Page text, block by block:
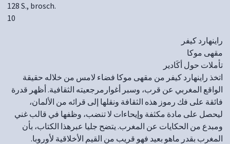
128 S., brosch.
10
راينهارد كيفر
مقهى موكا
تأملات حول أكَادير
اتخذ راينهارد كيفر من مقهى موكا فضاء لامس من خلاله حقيقة
الواقع المغربي عن قرب، وسبر أغوارمرجعيته الثقافية. أظهر قدرة
فائقة على فك رموز هذه الثقافة ونقلها إلى قرائه من الألمان،
ليحصل على مادة مكثفة وإيحاءات لا تنضب، وظفها في قالب غني
ومبدع من الحكايات عن المغرب. يتضح جليا عبرهذا الكتاب، بأن
المغرب بقدر ماهو بعيد فهو قريب من القيم الأخلاقية لأوروبا.